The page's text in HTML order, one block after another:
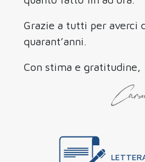
Grazie a tutti per averci
quarant’anni.
Con stima e gratitudine,